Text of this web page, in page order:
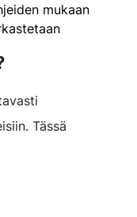
mukaan
Tässä